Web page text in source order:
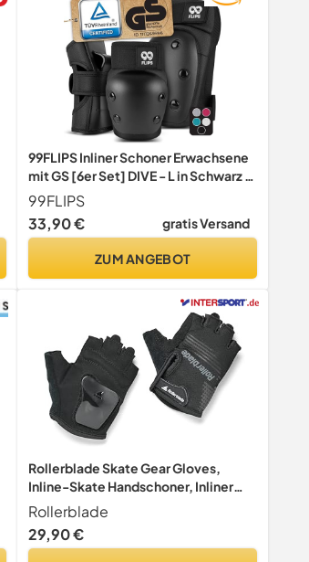
99FLIPS Inliner Schoner Erwachsene
mit GS [6er Set] DIVE - L in Schwarz -
Schoner Inliner Damen schützer
erwachsene - Knieschoner Kinder 12
Jahre protektoren Skateboard
99FLIPS
33,90 €
gratis Versand
ZUM ANGEBOT
Rollerblade Skate Gear Gloves,
Inline-Skate Handschoner, Inliner
Handschuhe für Damen und Herren,
Unisex, Schwarz, L
Rollerblade
29,90 €